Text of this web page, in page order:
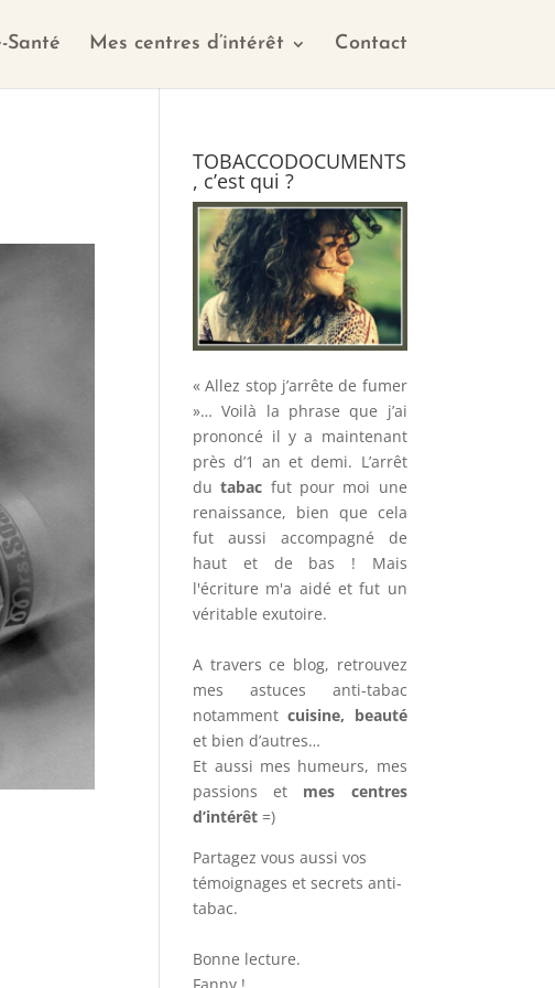
Santé Mes centres d’intérêt Contact
TOBACCODOCUMENTS
, c’est qui ?
« Allez stop j’arrête de fumer
»… Voilà la phrase que j’ai
prononcé il y a maintenant
près d’1 an et demi. L’arrêt
dutabac fut pour moi une
renaissance, bien que cela
fut aussi accompagné de
haut et de bas ! Mais
l'écriture m'a aidé et fut un
véritable exutoire.
A travers ce blog, retrouvez
mes astuces anti-tabac
notammentcuisine, beauté
et bien d’autres…
Et aussi mes humeurs, mes
passions et mes centres
d’intérêt =)
Partagez vous aussi vos
témoignages et secrets anti-
tabac.
Bonne lecture.